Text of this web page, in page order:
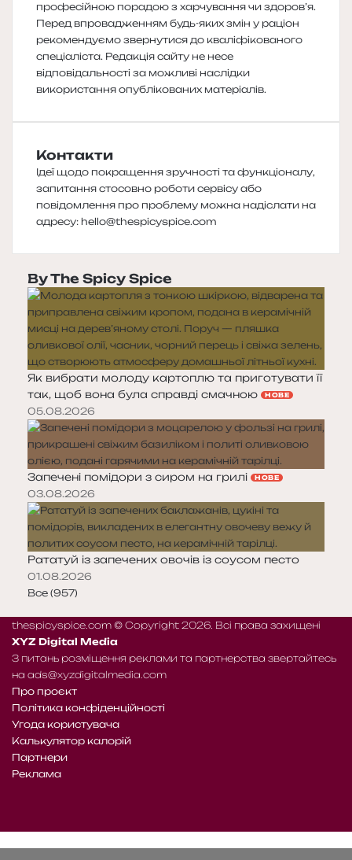
професійною порадою з харчування чи здоров’я.
Перед впровадженням будь-яких змін у раціон
рекомендуємо звернутися до кваліфікованого
спеціаліста. Редакція сайту не несе
відповідальності за можливі наслідки
використання опублікованих матеріалів.
Контакти
Ідеї щодо покращення зручності та функціоналу,
запитання стосовно роботи сервісу або
повідомлення про проблему можна надіслати на
адресу: hello@thespicyspice.com
By The Spicy Spice
Як вибрати молоду картоплю та приготувати її
так, щоб вона була справді смачною
НОВЕ
05.08.2026
Запечені помідори з сиром на грилі НОВЕ
03.08.2026
Рататуй із запечених овочів із соусом песто
01.08.2026
Все (957)
thespicyspice.com © Copyright 2026. Всі права захищені
XYZ Digital Media
З питань розміщення реклами та партнерства звертайтесь
на ads@xyzdigitalmedia.com
Про проєкт
Політика конфіденційності
Угода користувача
Калькулятор калорій
Партнери
Реклама